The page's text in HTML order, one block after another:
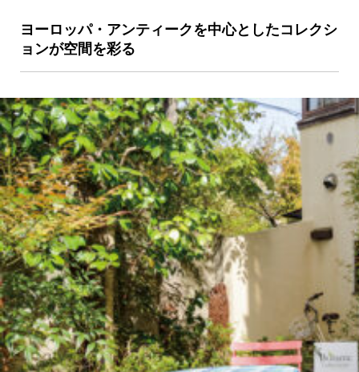
ヨーロッパ・アンティークを中心としたコレクシ
ョンが空間を彩る